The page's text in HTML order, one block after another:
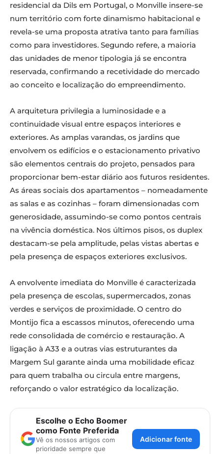
residencial da Dils em Portugal, o Monville insere-se
num território com forte dinamismo habitacional e
revela-se uma proposta atrativa tanto para famílias
como para investidores. Segundo refere, a maioria
das unidades de menor tipologia já se encontra
reservada, confirmando a recetividade do mercado
ao conceito e localização do empreendimento.
A arquitetura privilegia a luminosidade e a
continuidade visual entre espaços interiores e
exteriores. As amplas varandas, os jardins que
envolvem os edifícios e o estacionamento privativo
são elementos centrais do projeto, pensados para
proporcionar bem-estar diário aos futuros residentes.
As áreas sociais dos apartamentos – nomeadamente
as salas e as cozinhas – foram dimensionadas com
generosidade, assumindo-se como pontos centrais
na vivência doméstica. Nos últimos pisos, os duplex
destacam-se pela amplitude, pelas vistas abertas e
pela presença de espaços exteriores exclusivos.
A envolvente imediata do Monville é caracterizada
pela presença de escolas, supermercados, zonas
verdes e serviços de proximidade. O centro do
Montijo fica a escassos minutos, oferecendo uma
rede consolidada de comércio e restauração. A
ligação à A33 e a outras vias estruturantes da
Margem Sul garante ainda uma mobilidade eficaz
para quem trabalha ou circula entre margens,
reforçando o valor estratégico da localização.
Escolhe o Echo Boomer
como Fonte Preferida
Vê os nossos artigos com
prioridade sempre que
Adicionar fonte